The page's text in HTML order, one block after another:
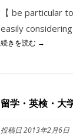
【 be particular
easily
続きを読む →
留学・英検・
投稿日 2013年2月6日